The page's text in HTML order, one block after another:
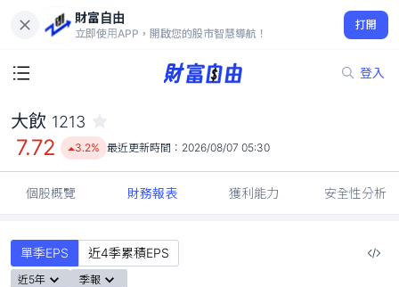
財富自由
立即使用APP，開啟您的股市智慧導航！
打開
登入
7.72
3.2%
大飲 1213
7.72 3.2% 最近更新時間： 2026/08/07 05:30
個股概覽 財務報表 獲利能力 安全性分析
單季EPS 近4季累積EPS
近5年 季報